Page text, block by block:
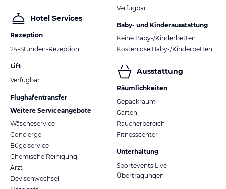
Hotel Services
Rezeption
24-Stunden-Rezeption
Lift
Verfügbar
Flughafentransfer
Weitere Serviceangebote
Wäscheservice
Concierge
Bügelservice
Chemische Reinigung
Arzt
Devisenwechsel
Verfügbar
Baby- und Kinderausstattung
Keine Baby-/Kinderbetten
Kostenlose Baby-/Kinderbetten
Ausstattung
Räumlichkeiten
Gepäckraum
Garten
Raucherbereich
Fitnesscenter
Unterhaltung
Sportevents Live-
Übertragungen